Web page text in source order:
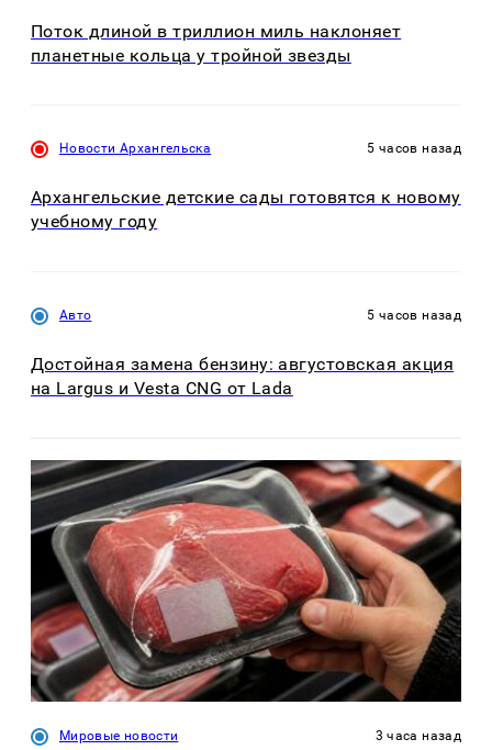
Поток длиной в триллион миль наклоняет
планетные кольца у тройной звезды
Новости Архангельска 5 часов назад
Архангельские детские сады готовятся к новому
учебному году
Авто 5 часов назад
Достойная замена бензину: августовская акция
на Largus и Vesta CNG от Lada
Мировые новости 3 часа назад